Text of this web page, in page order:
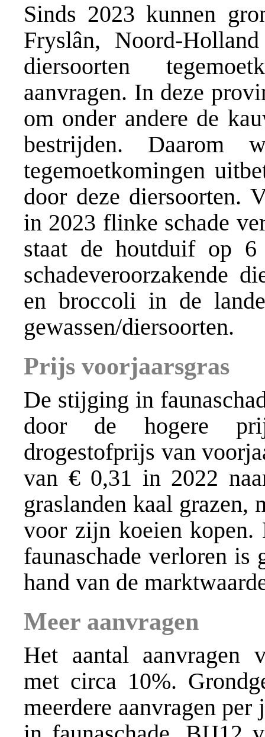
Sinds 2023 kunnen
Fryslân, Noord-
diersoorten
aanvragen. In deze
om onder andere de
bestrijden. Daarom
tegemoetkomingen
door deze diersoorten.
in 2023 flinke schade
staat de houtduif op
schadeveroorzakende
en broccoli in de
gewassen/diersoorten.
Prijs voorjaarsgras
De stijging in
door de hogere
drogestofprijs van
van € 0,31 in 2022
graslanden kaal grazen,
voor zijn koeien kopen.
faunaschade verloren is
hand van de
Meer aanvragen
Het aantal aanvragen
met circa 10%.
meerdere aanvragen